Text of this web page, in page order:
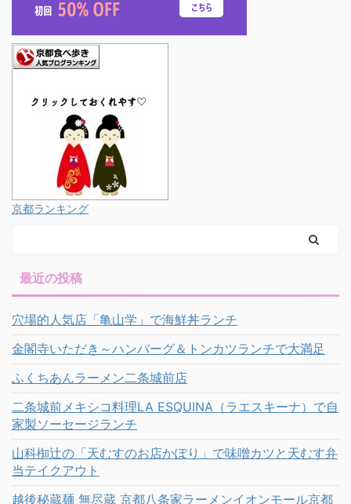
京都ランキング
最近の投稿
穴場的人気店「亀山学」で海鮮丼ランチ
金閣寺いただき～ハンバーグ＆トンカツランチで大満足
ふくちあんラーメン二条城前店
二条城前メキシコ料理LA ESQUINA（ラエスキーナ）で自
家製ソーセージランチ
山科椥辻の「天むすのお店かぽり」で味噌カツと天むす弁
当テイクアウト
越後秘蔵麺 無尽蔵 京都八条家ラーメンイオンモール京都